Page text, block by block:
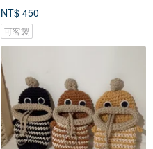
NT$ 450
可客製